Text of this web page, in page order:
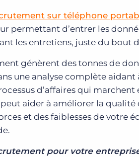
sur téléphone
permettant d’entrer les
les entretiens, juste du bout
génèrent des tonnes de
une analyse complète
d’affaires qui marchent
aider à améliorer la qualité
et des faiblesses de votre
pour votre